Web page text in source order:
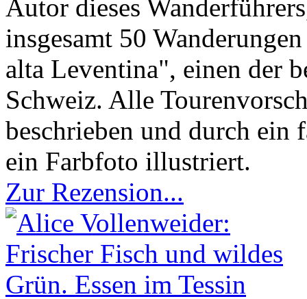
Autor dieses
insgesamt 50
alta Leventina", einen der
Schweiz. Alle
beschrieben und durch ein
ein Farbfoto illustriert.
Zur Rezension...